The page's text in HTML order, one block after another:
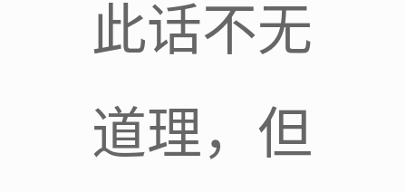
此话不无
道理，但